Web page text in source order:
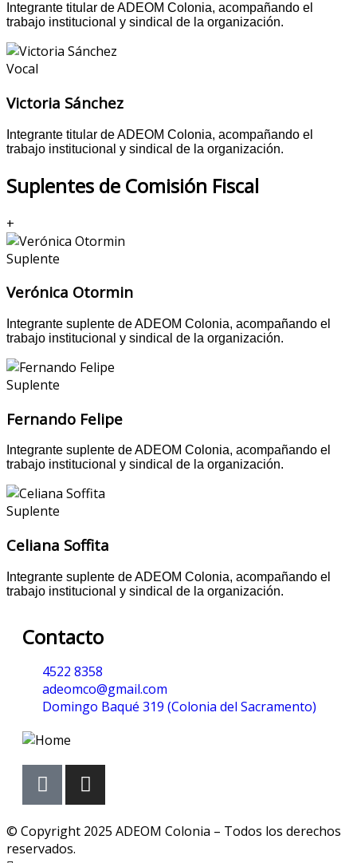
Integrante titular de ADEOM Colonia, acompañando el
trabajo institucional y sindical de la organización.
Vocal
Victoria Sánchez
Integrante titular de ADEOM Colonia, acompañando el
trabajo institucional y sindical de la organización.
Suplentes de Comisión Fiscal
+
Suplente
Verónica Otormin
Integrante suplente de ADEOM Colonia, acompañando el
trabajo institucional y sindical de la organización.
Suplente
Fernando Felipe
Integrante suplente de ADEOM Colonia, acompañando el
trabajo institucional y sindical de la organización.
Suplente
Celiana Soffita
Integrante suplente de ADEOM Colonia, acompañando el
trabajo institucional y sindical de la organización.
Contacto
4522 8358
adeomco@gmail.com
Domingo Baqué 319 (Colonia del Sacramento)
© Copyright 2025 ADEOM Colonia – Todos los derechos
reservados.